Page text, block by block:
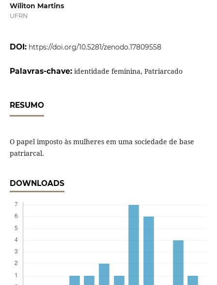
Wíliton Martins
UFRN
DOI: https://doi.org/10.5281/zenodo.17809558
Palavras-chave: identidade feminina, Patriarcado
RESUMO
O papel imposto às mulheres em uma sociedade de base
patriarcal.
DOWNLOADS